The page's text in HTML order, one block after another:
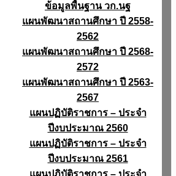
ข้อมูลพื้นฐาน วก.นฐ
แผนพัฒนาสถานศึกษา ปี 2558-
2562
แผนพัฒนาสถานศึกษา ปี 2568-
2572
แผนพัฒนาสถานศึกษา ปี 2563-
2567
แผนปฏิบัติราชการ – ประจำ
ปีงบประมาณ 2560
แผนปฏิบัติราชการ – ประจำ
ปีงบประมาณ 2561
แผนปฏิบัติราชการ – ประจำ